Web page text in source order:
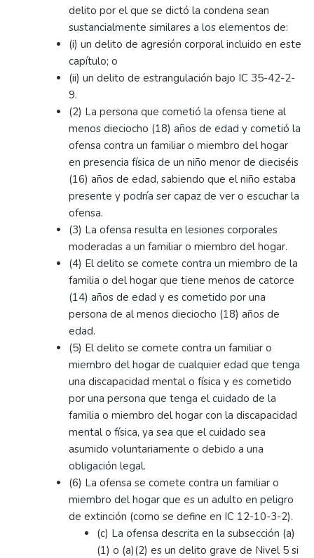
delito por el que se dictó la condena sean
sustancialmente similares a los elementos de:
(i) un delito de agresión corporal incluido en este
capítulo; o
(ii) un delito de estrangulación bajo IC 35-42-2-
9.
(2) La persona que cometió la ofensa tiene al
menos dieciocho (18) años de edad y cometió la
ofensa contra un familiar o miembro del hogar
en presencia física de un niño menor de dieciséis
(16) años de edad, sabiendo que el niño estaba
presente y podría ser capaz de ver o escuchar la
ofensa.
(3) La ofensa resulta en lesiones corporales
moderadas a un familiar o miembro del hogar.
(4) El delito se comete contra un miembro de la
familia o del hogar que tiene menos de catorce
(14) años de edad y es cometido por una
persona de al menos dieciocho (18) años de
edad.
(5) El delito se comete contra un familiar o
miembro del hogar de cualquier edad que tenga
una discapacidad mental o física y es cometido
por una persona que tenga el cuidado de la
familia o miembro del hogar con la discapacidad
mental o física, ya sea que el cuidado sea
asumido voluntariamente o debido a una
obligación legal.
(6) La ofensa se comete contra un familiar o
miembro del hogar que es un adulto en peligro
de extinción (como se define en IC 12-10-3-2).
(c) La ofensa descrita en la subsección (a)
(1) o (a)(2) es un delito grave de Nivel 5 si